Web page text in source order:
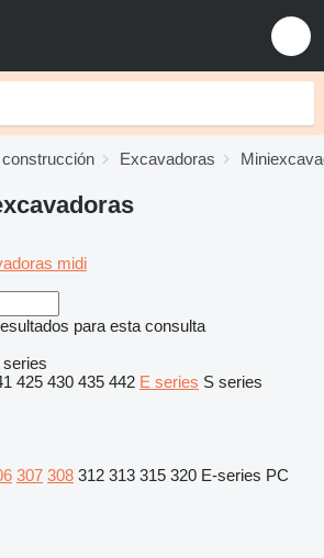
Excavadoras
midi
para esta consulta
series
425 430 435 442 E series S series
307 308 312 313 315 320 E-series PC